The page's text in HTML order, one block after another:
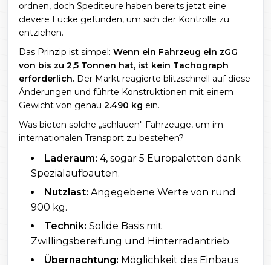
ordnen, doch Spediteure haben bereits jetzt eine
clevere Lücke gefunden, um sich der Kontrolle zu
entziehen.
Das Prinzip ist simpel: Wenn ein Fahrzeug ein zGG
von bis zu 2,5 Tonnen hat, ist kein Tachograph
erforderlich. Der Markt reagierte blitzschnell auf diese
Änderungen und führte Konstruktionen mit einem
Gewicht von genau 2.490 kg ein.
Was bieten solche „schlauen" Fahrzeuge, um im
internationalen Transport zu bestehen?
Laderaum: 4, sogar 5 Europaletten dank
Spezialaufbauten.
Nutzlast: Angegebene Werte von rund
900 kg.
Technik: Solide Basis mit
Zwillingsbereifung und Hinterradantrieb.
Übernachtung: Möglichkeit des Einbaus